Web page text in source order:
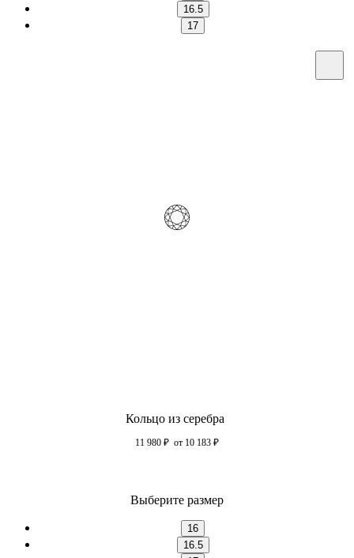
16.5
17
Кольцо из серебра
11 980 ₽ от 10 183 ₽
Выберите размер
16
16.5